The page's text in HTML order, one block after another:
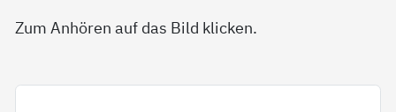
Zum Anhören auf das Bild klicken.